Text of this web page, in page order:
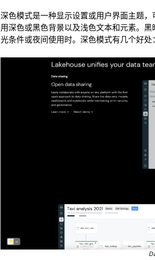
深色模式是一种显示设置或用户界面主题
用深色或黑色背景以及浅色文本和元素。
光条件或夜间使用时。深色模式有几个好处：